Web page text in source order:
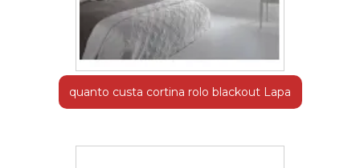
quanto custa cortina rolo blackout Lapa